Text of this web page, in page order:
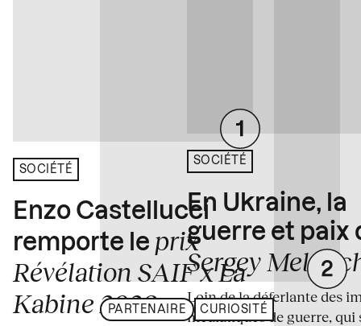
SOCIÉTÉ
Enzo Castellucci
remporte le prix
Révélation SAIF x La
Kabine 2026
PARTENAIRE CURIOSITÉ
SOCIÉTÉ
En Ukraine, la
guerre et paix
Sergey
Loin de la déferlante des
médiatiques de guerre, qui